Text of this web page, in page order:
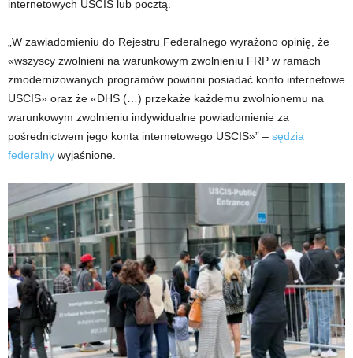
internetowych USCIS lub pocztą.
„W zawiadomieniu do Rejestru Federalnego wyrażono opinię, że
«wszyscy zwolnieni na warunkowym zwolnieniu FRP w ramach
zmodernizowanych programów powinni posiadać konto internetowe
USCIS» oraz że «DHS (…) przekaże każdemu zwolnionemu na
warunkowym zwolnieniu indywidualne powiadomienie za
pośrednictwem jego konta internetowego USCIS»” – sędzia
federalny wyjaśnione.